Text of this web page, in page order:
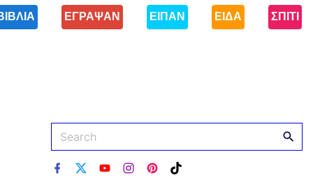
ΕΓΡΑΨΑΝ ΕΙΠΑΝ ΕΙΔΑ ΣΠΙΤΙ